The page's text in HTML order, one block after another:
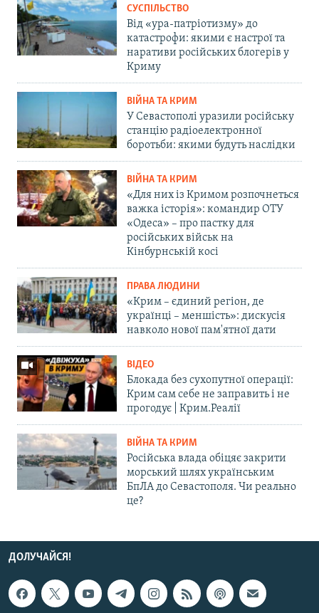
СУСПІЛЬСТВО
Від «ура-патріотизму» до
катастрофи: якими є настрої та
наративи російських блогерів у
Криму
ВІЙНА ТА КРИМ
У Севастополі уразили російську
станцію радіоелектронної
боротьби: якими будуть наслідки
ВІЙНА ТА КРИМ
«Для них із Кримом розпочнеться
важка історія»: командир ОТУ
«Одеса» – про пастку для
російських військ на
Кінбурнській косі
ПРАВА ЛЮДИНИ
«Крим – єдиний регіон, де
українці – меншість»: дискусія
навколо нової пам'ятної дати
ВІДЕО
Блокада без сухопутної операції:
Крим сам себе не заправить і не
прогодує | Крим.Реалії
ВІЙНА ТА КРИМ
Російська влада обіцяє закрити
морський шлях українським
БпЛА до Севастополя. Чи реально
це?
ДОЛУЧАЙСЯ!